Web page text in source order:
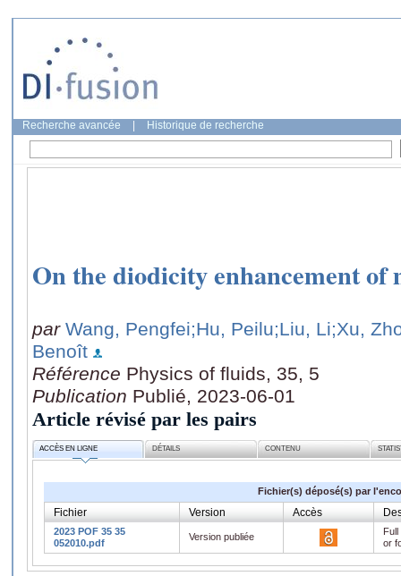
Recherche avancée Historique de recherche
On the diodicity enhancement of
par Wang, Pengfei;Hu, Peilu;Liu, Li;Xu,
Benoît
Référence Physics of fluids, 35, 5
Publication Publié, 2023-06-01
Article révisé par les pairs
ACCÈS EN LIGNE DÉTAILS CONTENU
Fichier(s) déposé(s) par
Fichier Version Accès
2023 POF 35 35
052010.pdf
Version publiée
or